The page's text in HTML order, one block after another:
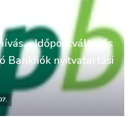
– Időpontváltozás
Bankfiók nyitvatartási